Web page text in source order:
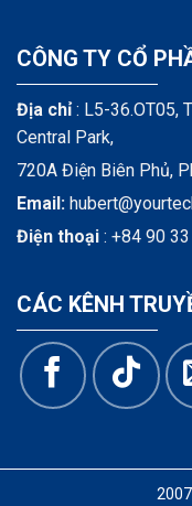
CÔNG TY CỔ
Địa chỉ: L5-36.OT05,
Central Park,
720A Điện Biên Phủ,
Email:
Điện thoại : +84 90
CÁC KÊNH